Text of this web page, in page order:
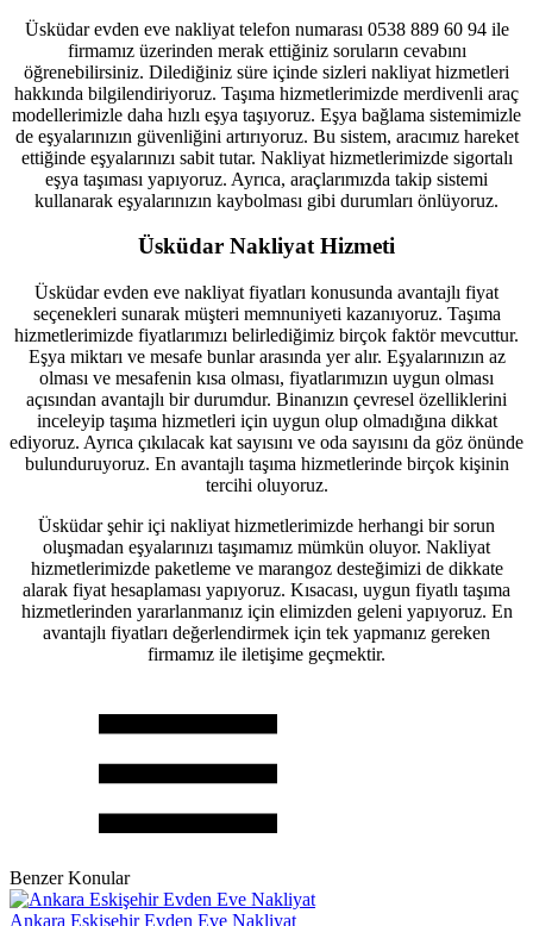
Üsküdar evden eve nakliyat telefon numarası 0538 889 60 94 ile
firmamız üzerinden merak ettiğiniz soruların cevabını
öğrenebilirsiniz. Dilediğiniz süre içinde sizleri nakliyat hizmetleri
hakkında bilgilendiriyoruz. Taşıma hizmetlerimizde merdivenli araç
modellerimizle daha hızlı eşya taşıyoruz. Eşya bağlama sistemimizle
de eşyalarınızın güvenliğini artırıyoruz. Bu sistem, aracımız hareket
ettiğinde eşyalarınızı sabit tutar. Nakliyat hizmetlerimizde sigortalı
eşya taşıması yapıyoruz. Ayrıca, araçlarımızda takip sistemi
kullanarak eşyalarınızın kaybolması gibi durumları önlüyoruz.
Üsküdar Nakliyat Hizmeti
Üsküdar evden eve nakliyat fiyatları konusunda avantajlı fiyat
seçenekleri sunarak müşteri memnuniyeti kazanıyoruz. Taşıma
hizmetlerimizde fiyatlarımızı belirlediğimiz birçok faktör mevcuttur.
Eşya miktarı ve mesafe bunlar arasında yer alır. Eşyalarınızın az
olması ve mesafenin kısa olması, fiyatlarımızın uygun olması
açısından avantajlı bir durumdur. Binanızın çevresel özelliklerini
inceleyip taşıma hizmetleri için uygun olup olmadığına dikkat
ediyoruz. Ayrıca çıkılacak kat sayısını ve oda sayısını da göz önünde
bulunduruyoruz. En avantajlı taşıma hizmetlerinde birçok kişinin
tercihi oluyoruz.
Üsküdar şehir içi nakliyat hizmetlerimizde herhangi bir sorun
oluşmadan eşyalarınızı taşımamız mümkün oluyor. Nakliyat
hizmetlerimizde paketleme ve marangoz desteğimizi de dikkate
alarak fiyat hesaplaması yapıyoruz. Kısacası, uygun fiyatlı taşıma
hizmetlerinden yararlanmanız için elimizden geleni yapıyoruz. En
avantajlı fiyatları değerlendirmek için tek yapmanız gereken
firmamız ile iletişime geçmektir.
Benzer Konular
Ankara Eskişehir Evden Eve Nakliyat